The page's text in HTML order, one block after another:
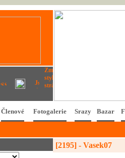
Členové Fotogalerie Srazy Bazar
[2195] - Vasek07